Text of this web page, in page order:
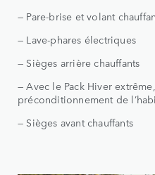
— Pare-brise et volant
— Lave-phares électriques
— Sièges arrière chauffants
— Avec le Pack Hiver
préconditionnement de
— Sièges avant chauffants